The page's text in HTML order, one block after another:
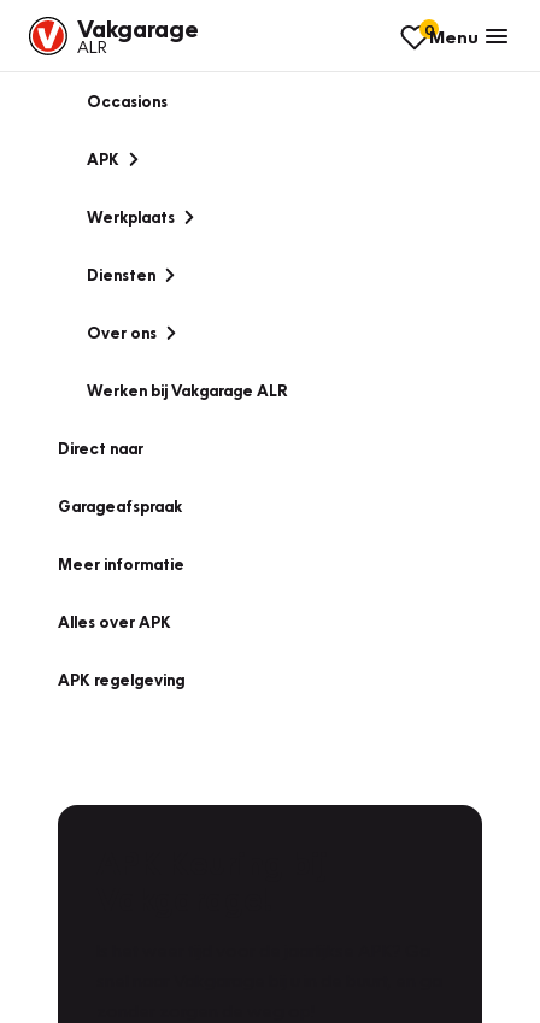
Vakgarage
ALR
0Menu
Occasions
APK
Werkplaats
Diensten
Over ons
Werken bij Vakgarage ALR
Direct naar
Garageafspraak
Meer informatie
Alles over APK
APK regelgeving